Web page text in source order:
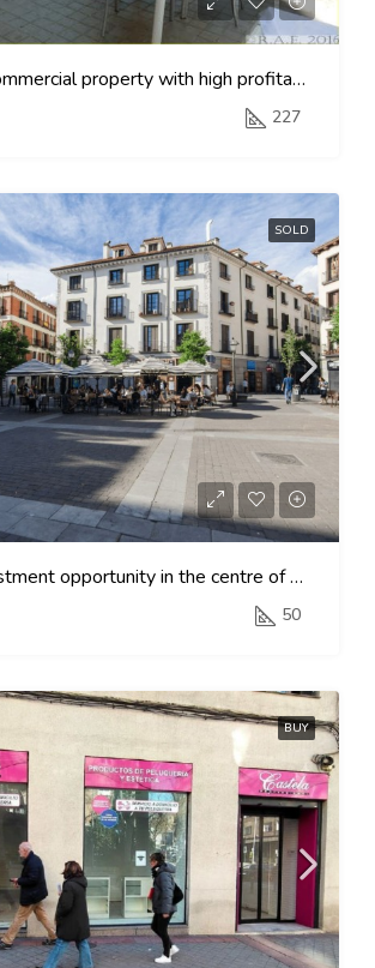
Incredible commercial property with high profitability
227
SOLD
Unique investment opportunity in the centre of Madrid
50
BUY